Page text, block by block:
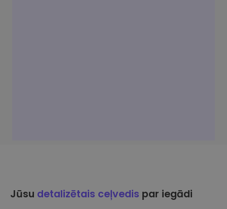
Jūsu detalizētais ceļvedis par iegādi